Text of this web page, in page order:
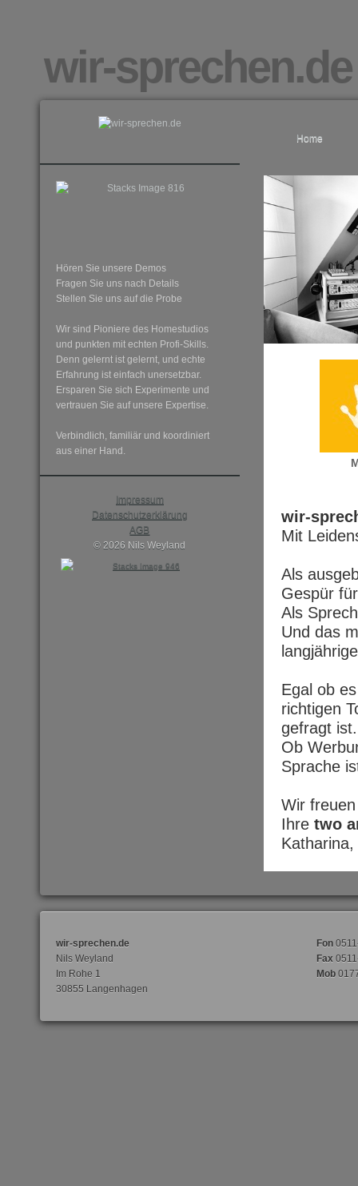
wir-sprechen.de
Home
wir-
Mit
Als
Gespür
Als
Und das
Egal ob
richtigen
gefragt ist.
Ob
Sprache
Wir
Ihre two
Hören Sie unsere Demos
Fragen Sie uns nach Details
Stellen Sie uns auf die Probe
Wir sind Pioniere des Homestudios
und punkten mit echten Profi-Skills.
Denn gelernt ist gelernt, und echte
Erfahrung ist einfach unersetzbar.
Ersparen Sie sich Experimente und
vertrauen Sie auf unsere Expertise.
Verbindlich, familiär und koordiniert
aus einer Hand.
Impressum
Datenschutzerklärung
AGB
© 2026 Nils Weyland
wir-sprechen.de
Nils Weyland
Im Rohe 1
30855 Langenhagen
Fon
Fax
Mob